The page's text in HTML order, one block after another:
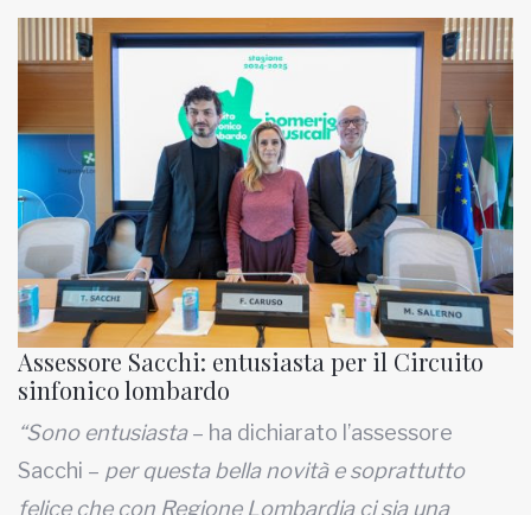
Assessore Sacchi: entusiasta per il Circuito
sinfonico lombardo
“Sono entusiasta– ha dichiarato l’assessore
Sacchi – per questa bella novità e soprattutto
felice che con Regione Lombardia ci sia una